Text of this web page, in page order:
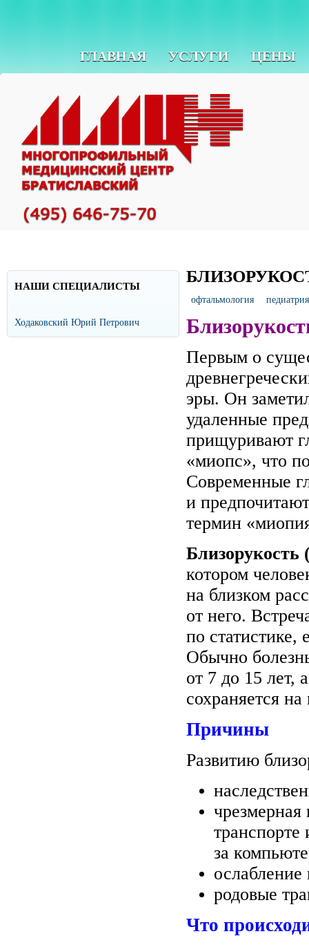
ГЛАВНАЯ УСЛУГИ ЦЕНЫ
НАШИ СПЕЦИАЛИСТЫ
Ходаковский Юрий Петрович
офтальмология педиатрия
Первым о
эры. Он
удаленные
прищуривают
«миопс», что
Современные
и
термин
Близорукость
котором
на близком
от него.
по
Обычно
от 7 до 15 лет,
сохраняется
Причины
Развитию
чрезмерная
транспорте
за
родовые
Что